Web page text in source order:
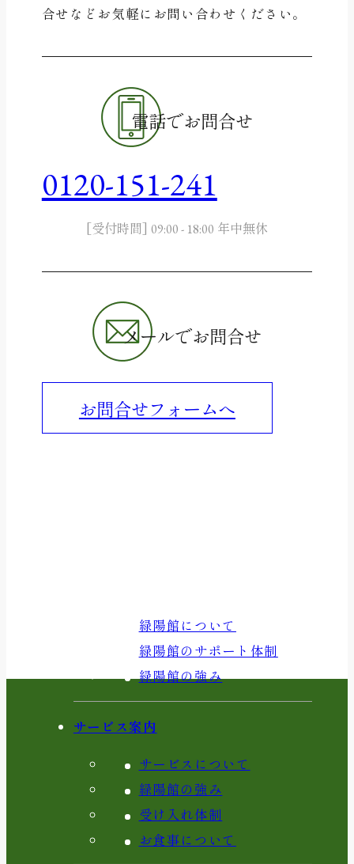
合せなど お気軽にお問い合わせください。
電話でお問合せ
0120-151-241
[受付時間] 09:00 - 18:00 年中無休
メールでお問合せ
お問合せフォームへ
緑陽館について
緑陽館のサポート体制
緑陽館の強み
サービス案内
サービスについて
緑陽館の強み
受け入れ体制
お食事について